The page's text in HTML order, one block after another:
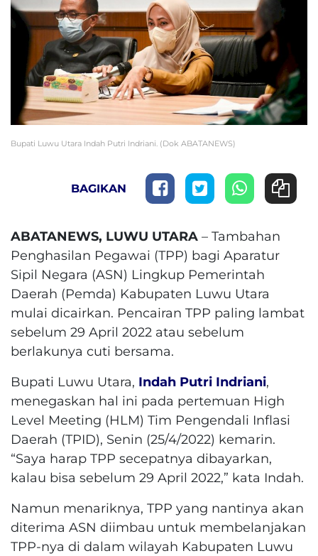
Bupati Luwu Utara Indah Putri Indriani. (Dok ABATANEWS)
BAGIKAN
ABATANEWS, LUWU UTARA – Tambahan
Penghasilan Pegawai (TPP) bagi Aparatur
Sipil Negara (ASN) Lingkup Pemerintah
Daerah (Pemda) Kabupaten Luwu Utara
mulai dicairkan. Pencairan TPP paling lambat
sebelum 29 April 2022 atau sebelum
berlakunya cuti bersama.
Bupati Luwu Utara, Indah Putri Indriani,
menegaskan hal ini pada pertemuan High
Level Meeting (HLM) Tim Pengendali Inflasi
Daerah (TPID), Senin (25/4/2022) kemarin.
“Saya harap TPP secepatnya dibayarkan,
kalau bisa sebelum 29 April 2022,” kata Indah.
Namun menariknya, TPP yang nantinya akan
diterima ASN diimbau untuk membelanjakan
TPP-nya di dalam wilayah Kabupaten Luwu